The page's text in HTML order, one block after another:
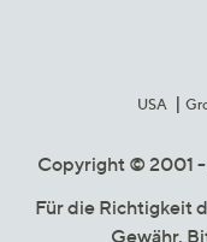
USA
Copyright © 2001 -
Für die Richtigkeit
Gewähr.